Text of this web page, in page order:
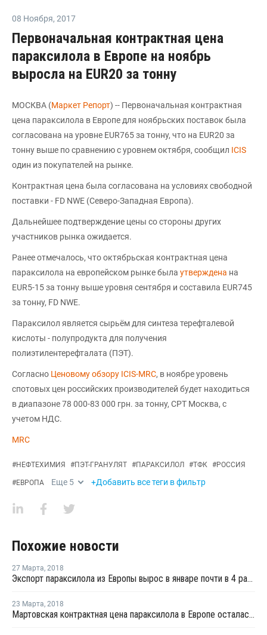
08 Ноября, 2017
Первоначальная контрактная цена
параксилола в Европе на ноябрь
выросла на EUR20 за тонну
МОСКВА (Маркет Репорт) -- Первоначальная контрактная
цена параксилола в Европе для ноябрьских поставок была
согласована на уровне EUR765 за тонну, что на EUR20 за
тонну выше по сравнению с уровнем октября, сообщил ICIS
один из покупателей на рынке.
Контрактная цена была согласована на условиях свободной
поставки - FD NWE (Северо-Западная Европа).
Дальнейшее подтверждение цены со стороны других
участников рынка ожидается.
Ранее отмечалось, что октябрьская контрактная цена
параксилола на европейском рынке была утверждена на
EUR5-15 за тонну выше уровня сентября и составила EUR745
за тонну, FD NWE.
Параксилол является сырьём для синтеза терефталевой
кислоты - полупродукта для получения
полиэтилентерефталата (ПЭТ).
Согласно Ценовому обзору ICIS-MRC, в ноябре уровень
спотовых цен российских производителей будет находиться
в диапазоне 78 000-83 000 грн. за тонну, CPT Москва, с
учетом НДС.
MRC
#НЕФТЕХИМИЯ #ПЭТ-ГРАНУЛЯТ #ПАРАКСИЛОЛ #ТФК #РОССИЯ
#ЕВРОПА Еще 5 +Добавить все теги в фильтр
Похожие новости
27 Марта, 2018
Экспорт параксилола из Европы вырос в январе почти в 4 раза - Евростат
23 Марта, 2018
Мартовская контрактная цена параксилола в Европе осталась на уровне февраля